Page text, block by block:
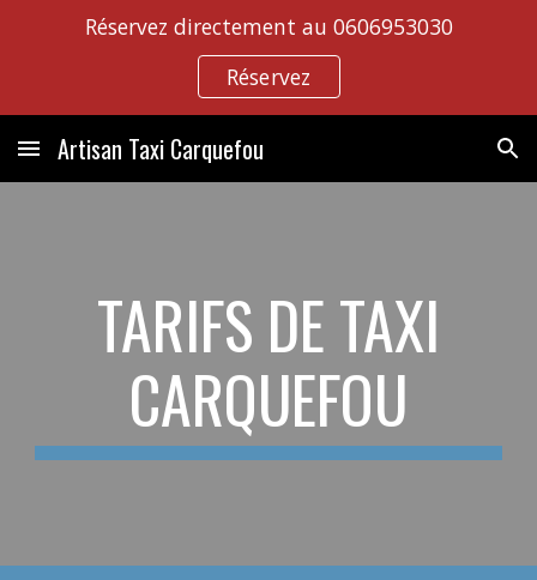
Réservez directement au 0606953030
Réservez
Artisan Taxi Carquefou
TARIFS DE TAXI
CARQUEFOU